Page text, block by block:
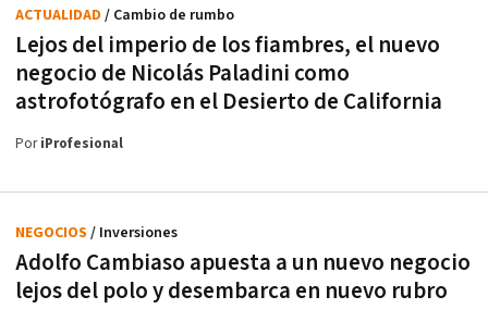
Lejos del imperio de los fiambres, el nuevo
negocio de Nicolás Paladini como
astrofotógrafo en el Desierto de California
ACTUALIDAD / Cambio de rumbo
PoriProfesional
Adolfo Cambiaso apuesta a un nuevo negocio
lejos del polo y desembarca en nuevo rubro
NEGOCIOS / Inversiones